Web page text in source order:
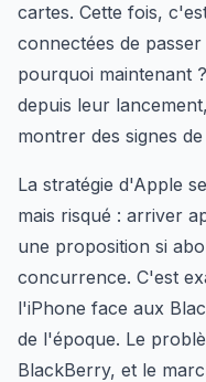
cartes. Cette fois,
connectées de
pourquoi maintenant
depuis leur
montrer des signes
La stratégie d'Apple
mais risqué : arriver
une proposition si
concurrence. C'est
l'iPhone face aux
de l'époque. Le
BlackBerry, et le